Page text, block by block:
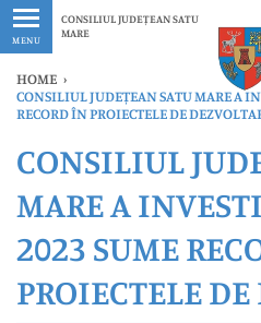
MENU
CONSILIUL JUDEȚEAN SATU
MARE
Ultimele
HOME ›
CONSILIUL JUDEȚEAN SATU MARE A
RECORD ÎN PROIECTELE DE
CONSILIUL
MARE A
2023 SUME
PROIECTELE